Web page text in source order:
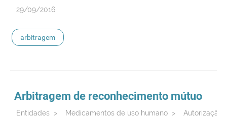
29/09/2016
arbitragem
Arbitragem de reconhecimento mútuo
Entidades > Medicamentos de uso humano >
Autorização